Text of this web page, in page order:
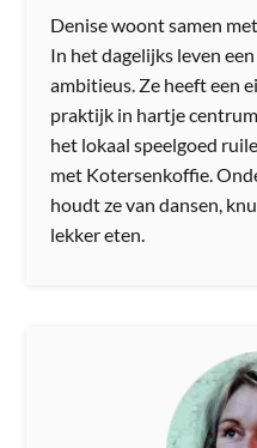
Denise woont samen
In het dagelijks leven
ambitieus. Ze heeft een
praktijk in hartje
het lokaal speelgoed
met Kotersenkoffie.
houdt ze van dansen,
lekker eten.